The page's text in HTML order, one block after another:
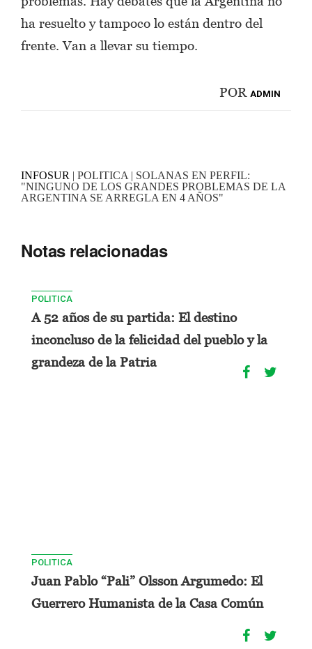
ha resuelto y tampoco lo están dentro del
frente. Van a llevar su tiempo.
POR ADMIN
INFOSUR | POLITICA | SOLANAS EN PERFIL:
"NINGUNO DE LOS GRANDES PROBLEMAS DE LA
ARGENTINA SE ARREGLA EN 4 AÑOS"
Notas relacionadas
POLITICA
A 52 años de su partida: El destino
inconcluso de la felicidad del pueblo y la
grandeza de la Patria
POLITICA
Juan Pablo “Pali” Olsson Argumedo: El
Guerrero Humanista de la Casa Común